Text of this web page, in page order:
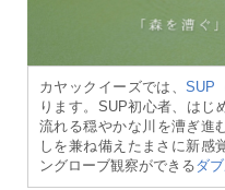
カヤックイーズでは、SUP
ります。SUP初心者、はじ
流れる穏やかな川を漕ぎ進
しを兼ね備えたまさに新感
ングローブ観察ができるダ